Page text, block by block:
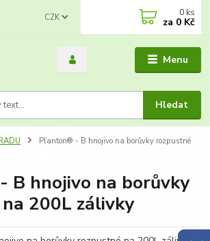
Menu
CZK
Hledat
0 ks
za 0 Kč
Planton® - B hnojivo na borůvky rozpustné
B hnojivo na borůvky
200L zálivky